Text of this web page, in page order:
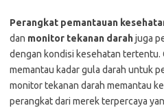
Perangkat pemantauan
dan monitor tekanan darahjuga
dengan kondisi kesehatan tertentu.
memantau kadar gula darah untuk
monitor tekanan darah memantau
perangkat dari merek terpercaya